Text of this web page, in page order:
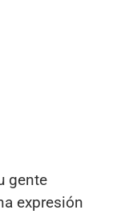
gente
expresión